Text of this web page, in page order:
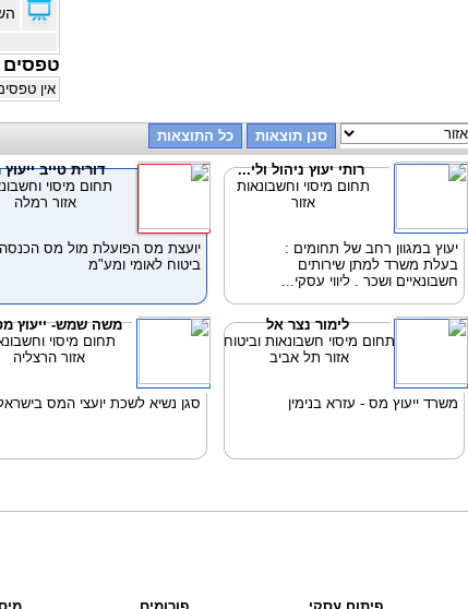
טפסים
אין
רותי יעוץ ניהול ולי...
תחום מיסוי וחשבונאות
אזור
יעוץ במגוון רחב של תחומים :
בעלת משרד למתן שירותים
חשבונאיים ושכר . ליווי עסקי...
דורית טייב
תחום מיסוי
אזור רמלה
יועצת מס הפועלת מול מס
ביטוח לאומי ומע"מ
לימור נצר אל
תחום מיסוי חשבונאות וביטוח
אזור תל אביב
משרד ייעוץ מס - עזרא בנימין
משה שמש- ייעוץ
תחום מיסוי
אזור הרצליה
סגן נשיא לשכת יועצי המס